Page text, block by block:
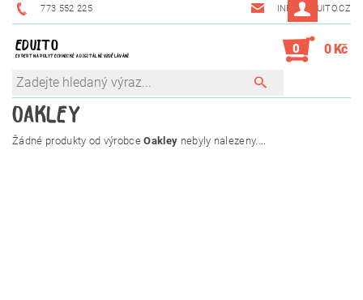
773 552 225 INFO@EDUITO.CZ
EDUITO
EXPERT NA POLYTECHNICKÉ A DIGITÁLNÍ VZDĚLÁVÁNÍ
0 0 Kč
OAKLEY
Žádné produkty od výrobceOakley nebyly nalezeny....